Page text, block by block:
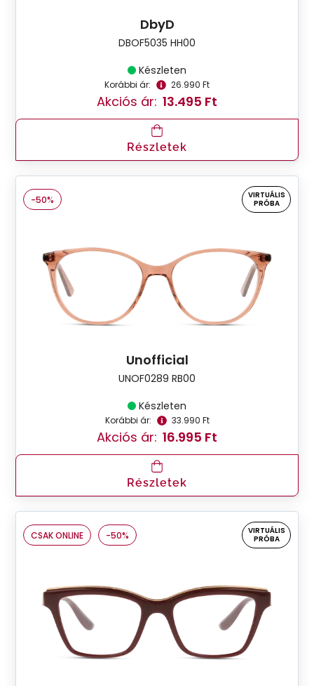
DbyD
DBOF5035 HH00
Készleten
Korábbi ár: 26.990 Ft
Akciós ár: 13.495 Ft
Részletek
-50%
VIRTUÁLIS
PRÓBA
Unofficial
UNOF0289 RB00
Készleten
Korábbi ár: 33.990 Ft
Akciós ár: 16.995 Ft
Részletek
CSAK ONLINE -50%
VIRTUÁLIS
PRÓBA